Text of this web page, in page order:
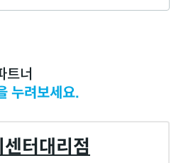
트너
누려보세요.
터대리점